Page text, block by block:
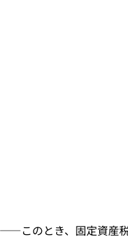
このとき、固定資産